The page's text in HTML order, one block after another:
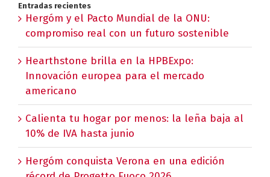
Entradas recientes
Hergóm y el Pacto Mundial de la ONU:
compromiso real con un futuro sostenible
Hearthstone brilla en la HPBExpo:
Innovación europea para el mercado
americano
Calienta tu hogar por menos: la leña baja al
10% de IVA hasta junio
Hergóm conquista Verona en una edición